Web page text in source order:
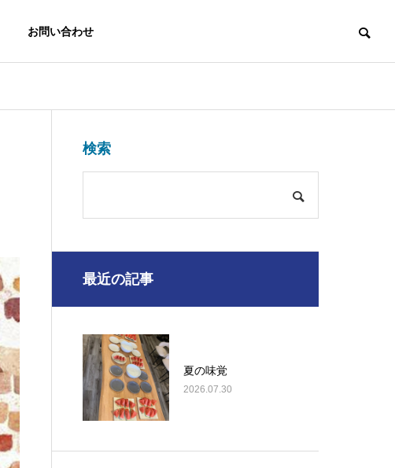
お問い合わせ
CRUSHING
OUTLINE
LINK
協賛・リンク
検索
最近の記事
夏の味覚
2026.07.30